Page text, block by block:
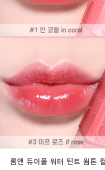
롬앤 듀이풀 워터 틴트 웜톤